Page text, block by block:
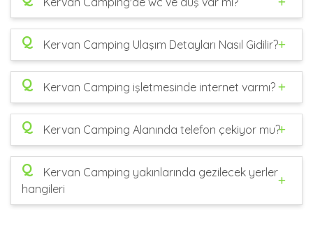
Q Kervan Camping Ulaşım Detayları Nasıl Gidilir?
Q Kervan Camping işletmesinde internet varmı?
Q Kervan Camping Alanında telefon çekiyor mu?
Q
Kervan Camping yakınlarında gezilecek yerler
hangileri